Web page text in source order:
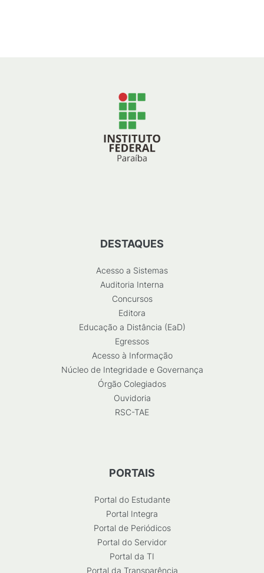
DESTAQUES
Acesso a Sistemas
Auditoria Interna
Concursos
Editora
Educação a Distância (EaD)
Egressos
Acesso à Informação
Núcleo de Integridade e Governança
Órgão Colegiados
Ouvidoria
RSC-TAE
PORTAIS
Portal do Estudante
Portal Integra
Portal de Periódicos
Portal do Servidor
Portal da TI
Portal da Transparência